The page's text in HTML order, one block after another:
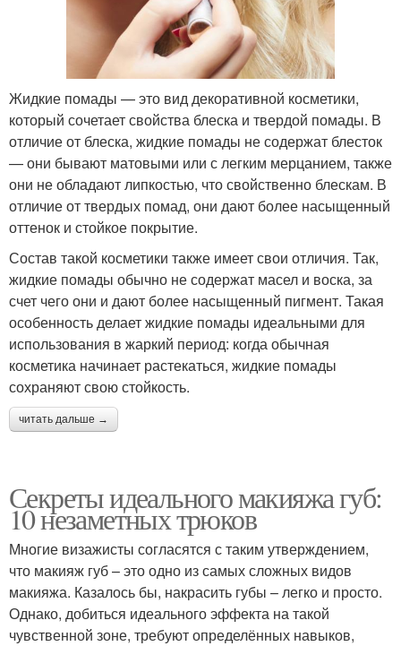
Жидкие помады — это вид декоративной косметики,
который сочетает свойства блеска и твердой помады. В
отличие от блеска, жидкие помады не содержат блесток
— они бывают матовыми или с легким мерцанием, также
они не обладают липкостью, что свойственно блескам. В
отличие от твердых помад, они дают более насыщенный
оттенок и стойкое покрытие.
Состав такой косметики также имеет свои отличия. Так,
жидкие помады обычно не содержат масел и воска, за
счет чего они и дают более насыщенный пигмент. Такая
особенность делает жидкие помады идеальными для
использования в жаркий период: когда обычная
косметика начинает растекаться, жидкие помады
сохраняют свою стойкость.
читать дальше →
Секреты идеального макияжа губ:
10 незаметных трюков
Многие визажисты согласятся с таким утверждением,
что макияж губ – это одно из самых сложных видов
макияжа. Казалось бы, накрасить губы – легко и просто.
Однако, добиться идеального эффекта на такой
чувственной зоне, требуют определённых навыков,